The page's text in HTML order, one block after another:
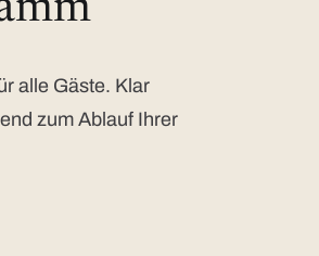
alle Gäste. Klar
zum Ablauf Ihrer